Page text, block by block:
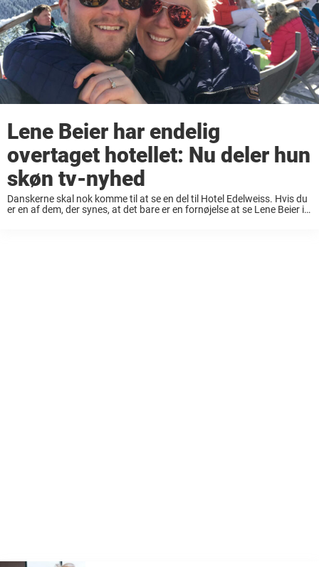
Lene Beier har endelig
overtaget hotellet: Nu deler hun
skøn tv-nyhed
Danskerne skal nok komme til at se en del til Hotel Edelweiss. Hvis du
er en af dem, der synes, at det bare er en fornøjelse at se Lene Beier i